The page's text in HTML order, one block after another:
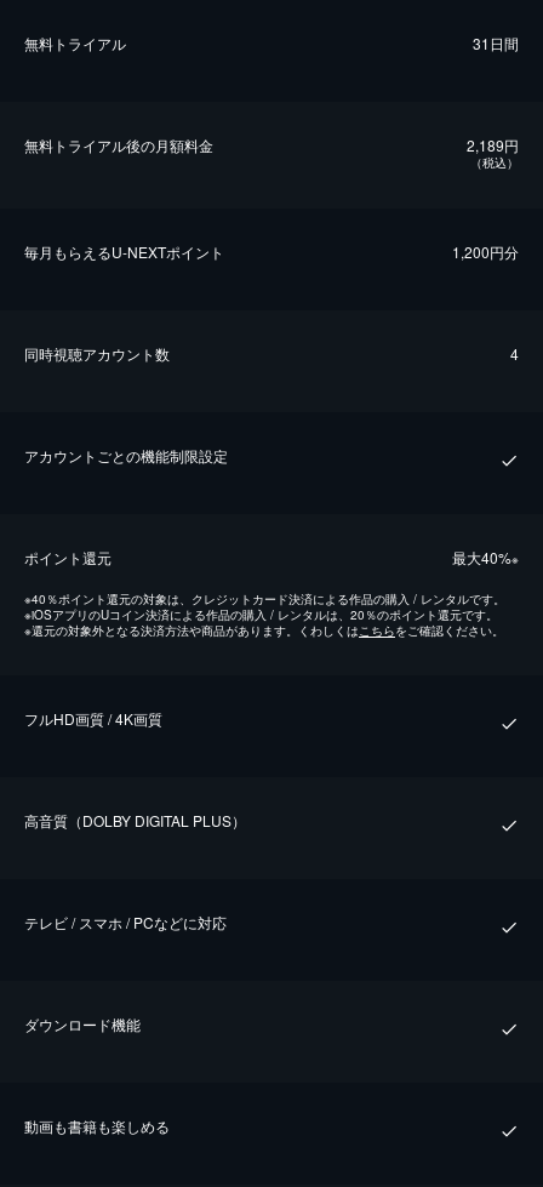
無料トライアル 31日間
無料トライアル後の⽉額料金 2,189円
（税込）
毎⽉もらえるU-NEXTポイント 1,200円分
同時視聴アカウント数 4
アカウントごとの機能制限設定
ポイント還元 最⼤40%※
※40％ポイント還元の対象は、クレジットカード決済による作品の購入 / レンタルです。
※iOSアプリのUコイン決済による作品の購入 / レンタルは、20％のポイント還元です。
※還元の対象外となる決済方法や商品があります。くわしくはこちらをご確認ください。
フルHD画質 / 4K画質
⾼⾳質（DOLBY DIGITAL PLUS）
テレビ / スマホ / PCなどに対応
ダウンロード機能
動画も書籍も楽しめる